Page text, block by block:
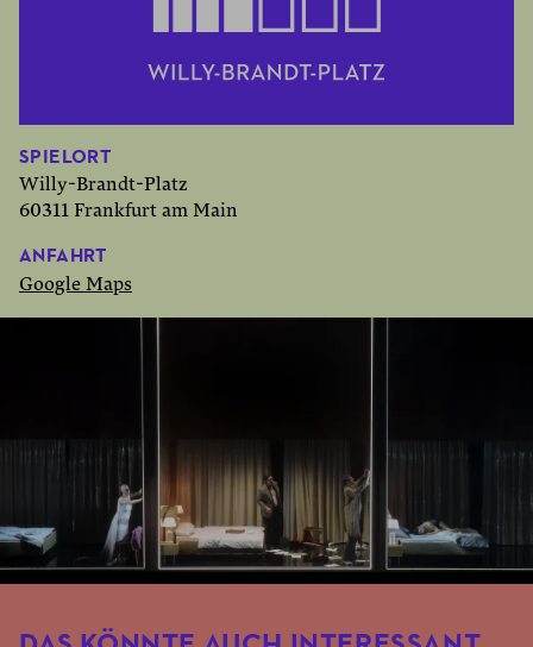
SPIELORT
Willy-Brandt-Platz
60311 Frankfurt am Main
ANFAHRT
Google Maps